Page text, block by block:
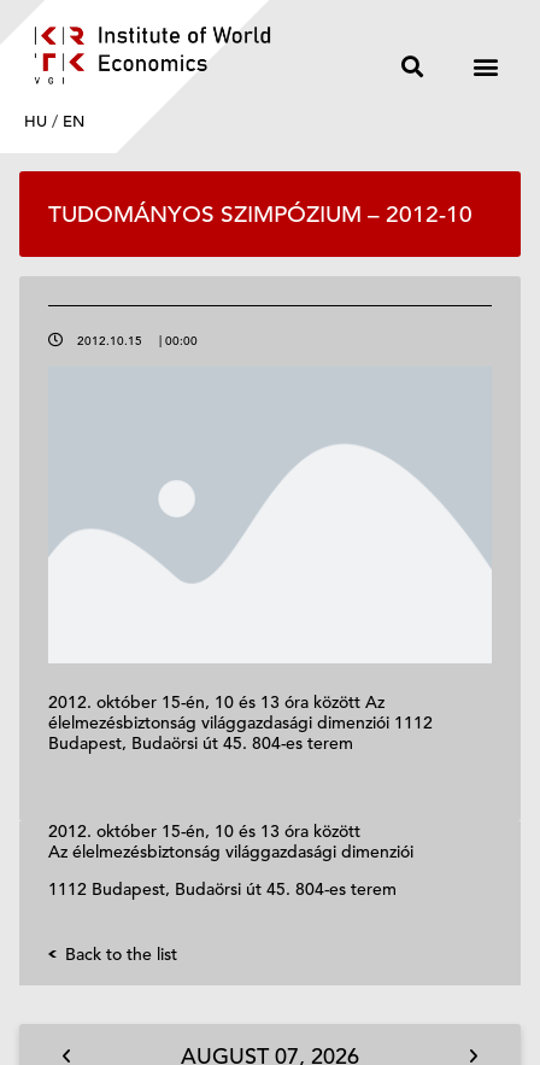
HU / EN
TUDOMÁNYOS SZIMPÓZIUM – 2012-10
2012.10.15 | 00:00
2012. október 15-én, 10 és 13 óra között Az
élelmezésbiztonság világgazdasági dimenziói 1112
Budapest, Budaörsi út 45. 804-es terem
2012. október 15-én, 10 és 13 óra között
Az élelmezésbiztonság világgazdasági dimenziói
1112 Budapest, Budaörsi út 45. 804-es terem
Back to the list
AUGUST07, 2026